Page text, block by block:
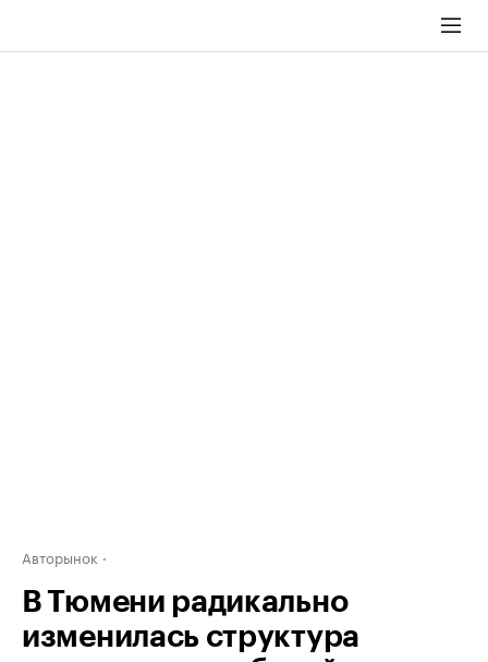
Авторынок
В Тюмени радикально
изменилась структура